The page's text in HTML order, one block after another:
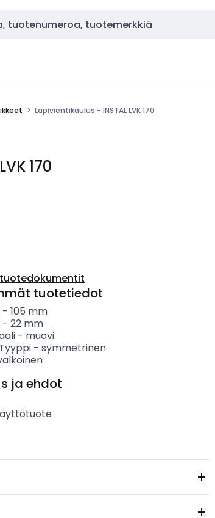
Läpivientikaulus - INSTAL LVK 170
170
tuotetiedot
- 105 mm
- 22 mm
- muovi
- symmetrinen
ja ehdot